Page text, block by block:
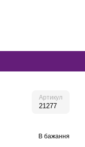
Артикул
21277
В бажання